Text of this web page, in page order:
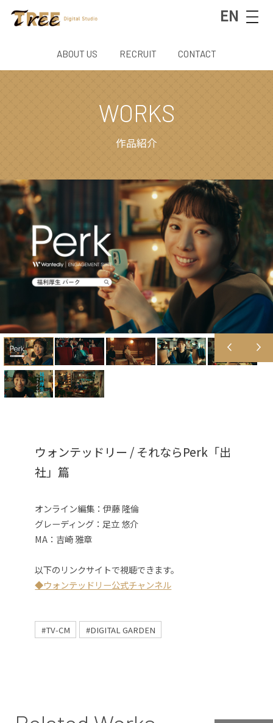
EN
ABOUT US RECRUIT CONTACT
WORKS
作品紹介
ウォンテッドリー / それならPerk「出
社」篇
オンライン編集：伊藤 隆倫
グレーディング：足立 悠介
MA：吉崎 雅章
以下のリンクサイトで視聴できます。
◆ウォンテッドリー公式チャンネル
#TV-CM #DIGITAL GARDEN